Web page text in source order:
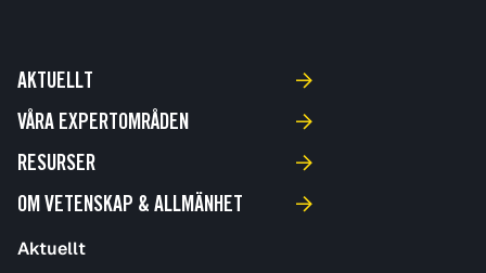
AKTUELLT
VÅRA EXPERTOMRÅDEN
RESURSER
OM VETENSKAP & ALLMÄNHET
Aktuellt